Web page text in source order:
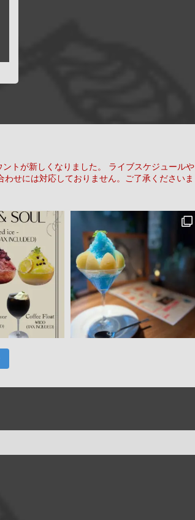
トが新しくなりました。
ライブスケジュールや
せには対応しておりません。ご了承くださいま